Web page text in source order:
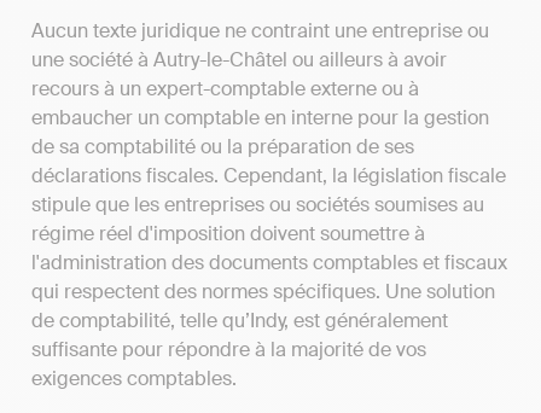
Aucun texte juridique ne contraint une entreprise ou
une société à Autry-le-Châtel ou ailleurs à avoir
recours à un expert-comptable externe ou à
embaucher un comptable en interne pour la gestion
de sa comptabilité ou la préparation de ses
déclarations fiscales. Cependant, la législation fiscale
stipule que les entreprises ou sociétés soumises au
régime réel d'imposition doivent soumettre à
l'administration des documents comptables et fiscaux
qui respectent des normes spécifiques. Une solution
de comptabilité, telle qu’Indy, est généralement
suffisante pour répondre à la majorité de vos
exigences comptables.